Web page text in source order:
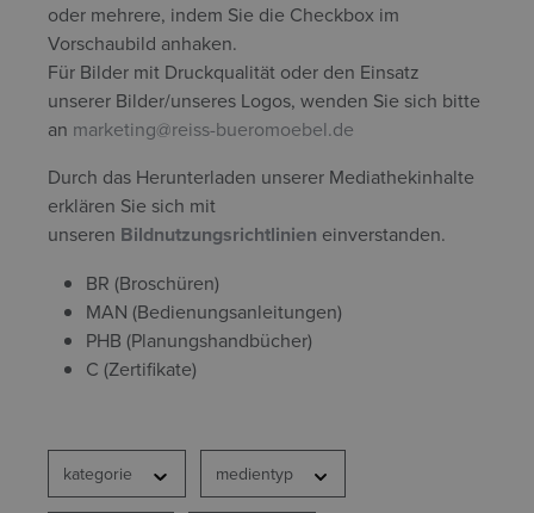
oder mehrere, indem Sie die Checkbox im
Vorschaubild anhaken.
Für Bilder mit Druckqualität oder den Einsatz
unserer Bilder/unseres Logos, wenden Sie sich bitte
an marketing@reiss-bueromoebel.de
Durch das Herunterladen unserer Mediathekinhalte
erklären Sie sich mit
unseren Bildnutzungsrichtlinien einverstanden.
BR (Broschüren)
MAN (Bedienungsanleitungen)
PHB (Planungshandbücher)
C (Zertifikate)
kategorie medientyp